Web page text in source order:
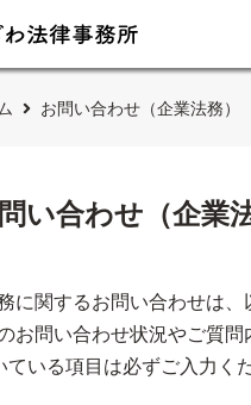
お問い合わせ（企業法務）
い合わせ（企業法
に関するお問い合わせは
お問い合わせ状況やご質
ている項目は必ずご入力く